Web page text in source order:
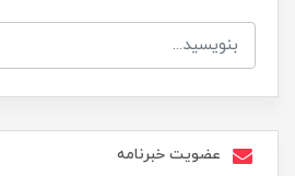
عضویت خبرنامه